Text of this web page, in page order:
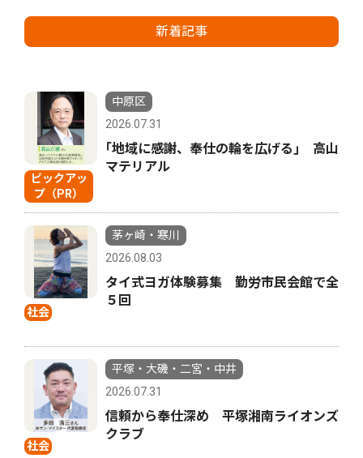
新着記事
ピックアッ
プ（PR）
中原区
2026.07.31
｢地域に感謝、奉仕の輪を広げる｣ 高山
マテリアル
社会
茅ヶ崎・寒川
2026.08.03
タイ式ヨガ体験募集 勤労市民会館で全
５回
社会
平塚・大磯・二宮・中井
2026.07.31
信頼から奉仕深め 平塚湘南ライオンズ
クラブ